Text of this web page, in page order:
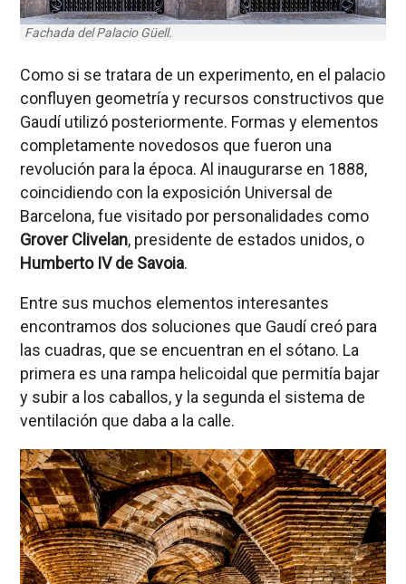
Fachada del Palacio Güell.
Como si se tratara de un experimento, en el palacio
confluyen geometría y recursos constructivos que
Gaudí utilizó posteriormente. Formas y elementos
completamente novedosos que fueron una
revolución para la época. Al inaugurarse en 1888,
coincidiendo con la exposición Universal de
Barcelona, fue visitado por personalidades como
Grover Clivelan, presidente de estados unidos, o
Humberto IV de Savoia.
Entre sus muchos elementos interesantes
encontramos dos soluciones que Gaudí creó para
las cuadras, que se encuentran en el sótano. La
primera es una rampa helicoidal que permitía bajar
y subir a los caballos, y la segunda el sistema de
ventilación que daba a la calle.